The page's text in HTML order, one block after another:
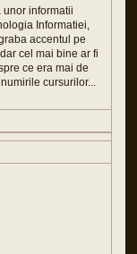
unor informatii
Informatiei,
accentul pe
cel mai bine ar fi
ce era mai de
cursurilor...